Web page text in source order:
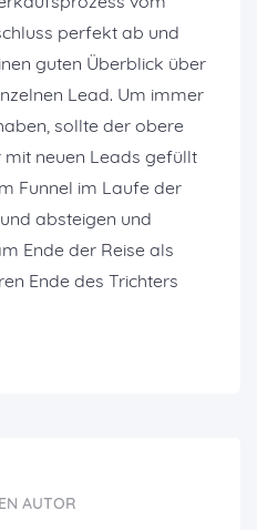
perfekt ab und
guten Überblick über
Lead. Um immer
sollte der obere
mit neuen Leads gefüllt
Funnel im Laufe der
absteigen und
Ende der Reise als
Ende des Trichters
AUTOR